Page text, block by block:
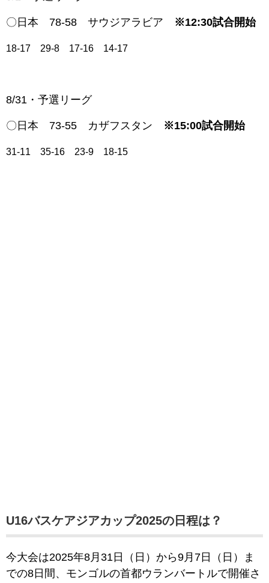
〇日本 78-58 サウジアラビア ※12:30試合開始
18-17 29-8 17-16 14-17
8/31・予選リーグ
〇日本 73-55 カザフスタン ※15:00試合開始
31-11 35-16 23-9 18-15
U16バスケアジアカップ2025の日程は？
今大会は2025年8月31日（日）から9月7日（日）ま
での8日間、モンゴルの首都ウランバートルで開催さ